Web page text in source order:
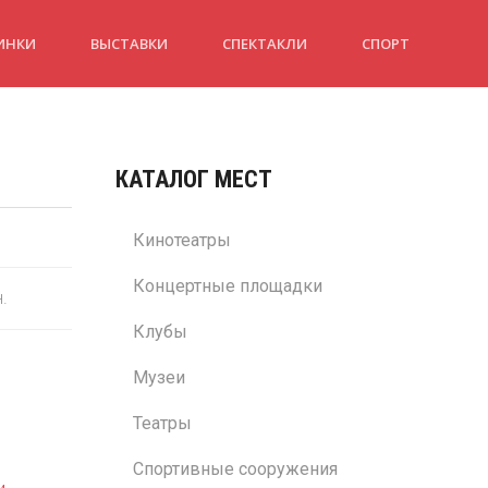
ВЫСТАВКИ СПЕКТАКЛИ СПОРТ
КАТАЛОГ МЕСТ
Кинотеатры
Концертные площадки
Клубы
Музеи
Театры
Спортивные сооружения